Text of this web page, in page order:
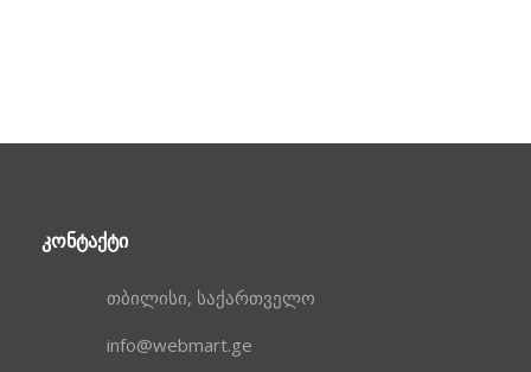
ᲙᲝᲜᲢᲐᲥᲢᲘ
თბილისი, საქართველო
info@webmart.ge